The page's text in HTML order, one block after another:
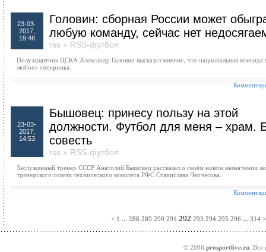
23-03-
2017,
19:46
Головин: сборная России может
любую команду, сейчас нет
rss » RSS-футбол
Полузащитник ЦСКА Александр Головин высказал мнение, что национальная команда
любого соперника.
23-03-
2017,
14:53
Бышовец: принесу пользу на этой
должности. Футбол для меня – храм.
совесть
rss » RSS-футбол
Заслуженный тренер СССР Анатолий Бышовец рассказал о своём новом назначении
тренерского совета технического комитета РФС Станислава Черчесова.
< 1 ... 288 289 290 291 292 293 294 295 296 ... 314 >
© 2006prosportlive.ru .